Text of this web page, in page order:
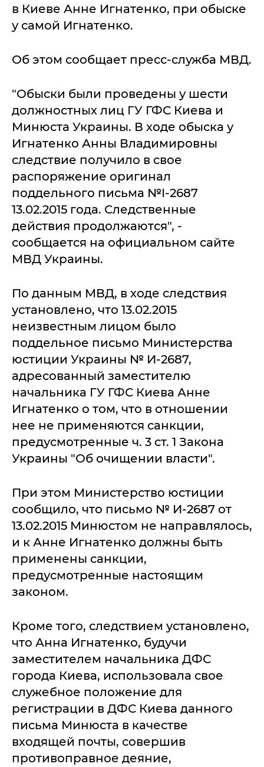
в Киеве Анне Игнатенко, при обыске
у самой Игнатенко.
Об этом сообщает пресс-служба МВД.
"Обыски были проведены у шести
должностных лиц ГУ ГФС Киева и
Минюста Украины. В ходе обыска у
Игнатенко Анны Владимировны
следствие получило в свое
распоряжение оригинал
поддельного письма №І-2687
13.02.2015 года. Следственные
действия продолжаются", -
сообщается на официальном сайте
МВД Украины.
По данным МВД, в ходе следствия
установлено, что 13.02.2015
неизвестным лицом было
поддельное письмо Министерства
юстиции Украины № И-2687,
адресованный заместителю
начальника ГУ ГФС Киева Анне
Игнатенко о том, что в отношении
нее не применяются санкции,
предусмотренные ч. 3 ст. 1 Закона
Украины "Об очищении власти".
При этом Министерство юстиции
сообщило, что письмо № И-2687 от
13.02.2015 Минюстом не направлялось,
и к Анне Игнатенко должны быть
применены санкции,
предусмотренные настоящим
законом.
Кроме того, следствием установлено,
что Анна Игнатенко, будучи
заместителем начальника ДФС
города Киева, использовала свое
служебное положение для
регистрации в ДФС Киева данного
письма Минюста в качестве
входящей почты, совершив
противоправное деяние,